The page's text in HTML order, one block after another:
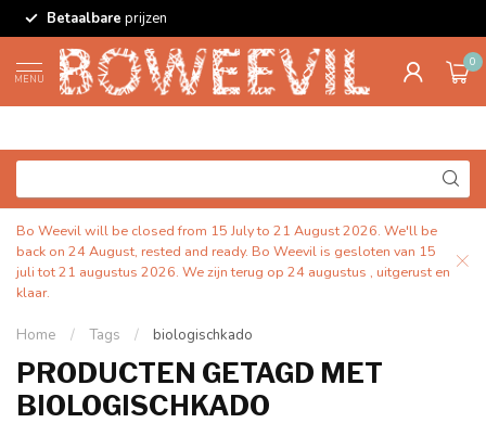
Betaalbare prijzen
MENU
0
Bo Weevil will be closed from 15 July to 21 August 2026. We'll be
back on 24 August, rested and ready. Bo Weevil is gesloten van 15
juli tot 21 augustus 2026. We zijn terug op 24 augustus , uitgerust en
klaar.
Home / Tags / biologischkado
PRODUCTEN GETAGD MET
BIOLOGISCHKADO